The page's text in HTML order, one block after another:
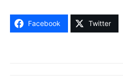
Facebook Twitter